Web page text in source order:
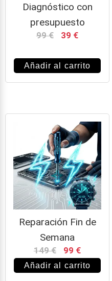
Diagnóstico con
presupuesto
99€ 39 €
Añadir al carrito
Reparación Fin de
Semana
149€ 99 €
Añadir al carrito